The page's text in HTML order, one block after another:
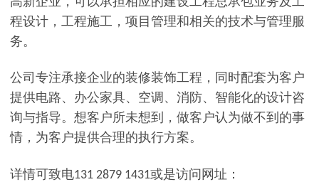
程设计，工程施工，项目管理和相关的技术与管理服
务。
公司专注承接企业的装修装饰工程，同时配套为客户
提供电路、办公家具、空调、消防、智能化的设计咨
询与指导。想客户所未想到，做客户认为做不到的事
情，为客户提供合理的执行方案。
详情可致电131 2879 1431或是访问网址：